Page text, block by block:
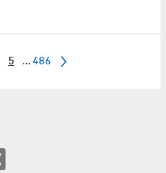
5 ... 486